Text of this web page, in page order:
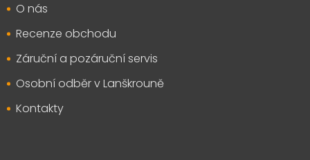
O nás
Recenze obchodu
Záruční a pozáruční servis
Osobní odběr v Lanškrouně
Kontakty